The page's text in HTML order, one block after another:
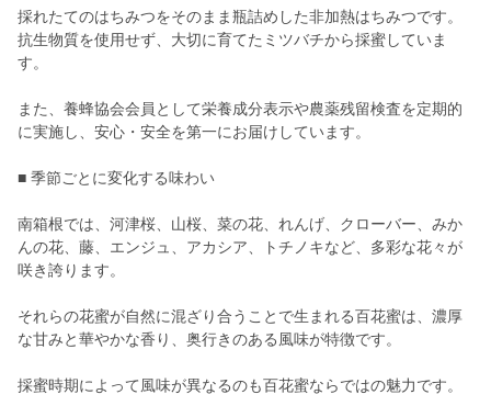
採れたてのはちみつをそのまま瓶詰めした非加熱はちみつです。
抗生物質を使用せず、大切に育てたミツバチから採蜜していま
す。
また、養蜂協会会員として栄養成分表示や農薬残留検査を定期的
に実施し、安心・安全を第一にお届けしています。
■ 季節ごとに変化する味わい
南箱根では、河津桜、山桜、菜の花、れんげ、クローバー、みか
んの花、藤、エンジュ、アカシア、トチノキなど、多彩な花々が
咲き誇ります。
それらの花蜜が自然に混ざり合うことで生まれる百花蜜は、濃厚
な甘みと華やかな香り、奥行きのある風味が特徴です。
採蜜時期によって風味が異なるのも百花蜜ならではの魅力です。